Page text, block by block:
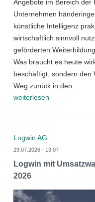
Angebote im Bereich der
Unternehmen
künstliche Intelligenz
wirtschaftlich sinnvoll
geförderten
Was braucht es heute
beschäftigt, sondern den
Weg zurück in den ...
weiterlesen
Logwin AG
29.07.2026 - 13:07
Logwin mit
2026